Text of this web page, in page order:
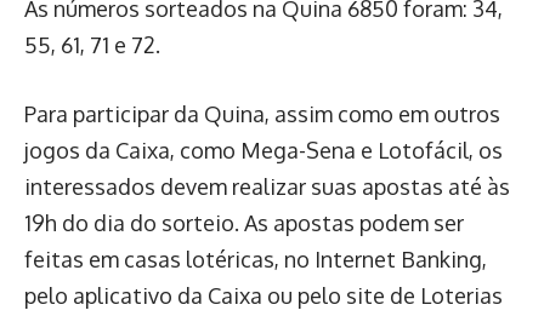
As números sorteados na Quina 6850 foram: 34,
55, 61, 71 e 72.
Para participar da Quina, assim como em outros
jogos da Caixa, como Mega-Sena e Lotofácil, os
interessados devem realizar suas apostas até às
19h do dia do sorteio. As apostas podem ser
feitas em casas lotéricas, no Internet Banking,
pelo aplicativo da Caixa ou pelo site de Loterias